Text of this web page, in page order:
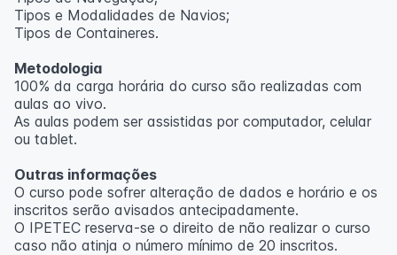
Outras informações
inscritos serão avisados ​​antecipadamente.
O IPETEC reserva-se o direito de não realizar o curso
caso não atinja o número mínimo de 20 inscritos.
Professora:
Tipos e Modalidades de Navios;
Tipos de Containeres.
Metodologia
100% da carga horária do curso são realizadas com
aulas ao vivo.
As aulas podem ser assistidas por computador, celular
ou tablet.
Outras informações
O curso pode sofrer alteração de dados e horário e os
inscritos serão avisados ​​antecipadamente.
O IPETEC reserva-se o direito de não realizar o curso
caso não atinja o número mínimo de 20 inscritos.